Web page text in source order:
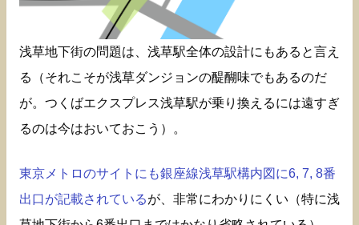
浅草地下街の問題は、浅草駅全体の設計にもあると言え
る（それこそが浅草ダンジョンの醍醐味でもあるのだ
が。つくばエクスプレス浅草駅が乗り換えるには遠すぎ
るのは今はおいておこう）。
東京メトロのサイトにも銀座線浅草駅構内図に6, 7, 8番
出口が記載されているが、非常にわかりにくい（特に浅